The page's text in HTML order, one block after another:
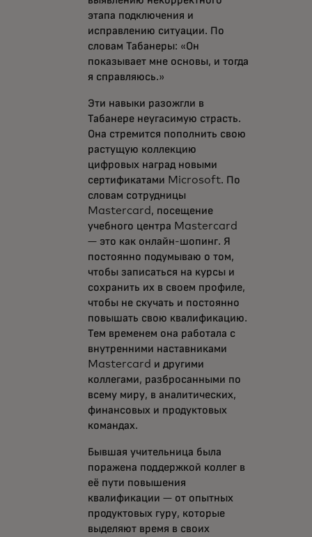
этапа подключения и
исправлению ситуации. По
словам Табанеры: «Он
показывает мне основы, и тогда
я справляюсь.»
Эти навыки разожгли в
Табанере неугасимую страсть.
Она стремится пополнить свою
растущую коллекцию
цифровых наград новыми
сертификатами Microsoft. По
словам сотрудницы
Mastercard, посещение
учебного центра Mastercard
— это как онлайн-шопинг. Я
постоянно подумываю о том,
чтобы записаться на курсы и
сохранить их в своем профиле,
чтобы не скучать и постоянно
повышать свою квалификацию.
Тем временем она работала с
внутренними наставниками
Mastercard и другими
коллегами, разбросанными по
всему миру, в аналитических,
финансовых и продуктовых
командах.
Бывшая учительница была
поражена поддержкой коллег в
её пути повышения
квалификации — от опытных
продуктовых гуру, которые
выделяют время в своих